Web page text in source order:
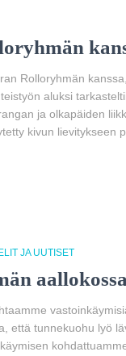
Rolloryhmän
aluksi
ja olkapäiden
kivun lievitykseen
JA UUTISET
aallokossa
että tunnekuohu lyö